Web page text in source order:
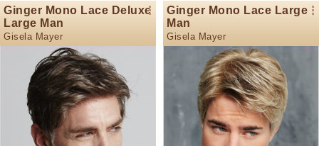
Ginger Mono Lace Deluxe
Large Man
Gisela Mayer
Ginger Mono Lace Large
Man
Gisela Mayer